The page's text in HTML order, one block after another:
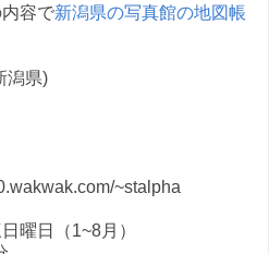
容で新潟県の写真館の地図帳
潟県)
~stalpha
曜日（1~8月）